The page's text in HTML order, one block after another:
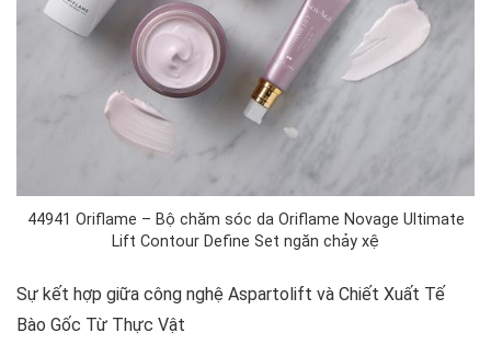
44941 Oriflame – Bộ chăm sóc da Oriflame Novage Ultimate
Lift Contour Define Set ngăn chảy xệ
Sự kết hợp giữa công nghệ Aspartolift và Chiết Xuất Tế
Bào Gốc Từ Thực Vật